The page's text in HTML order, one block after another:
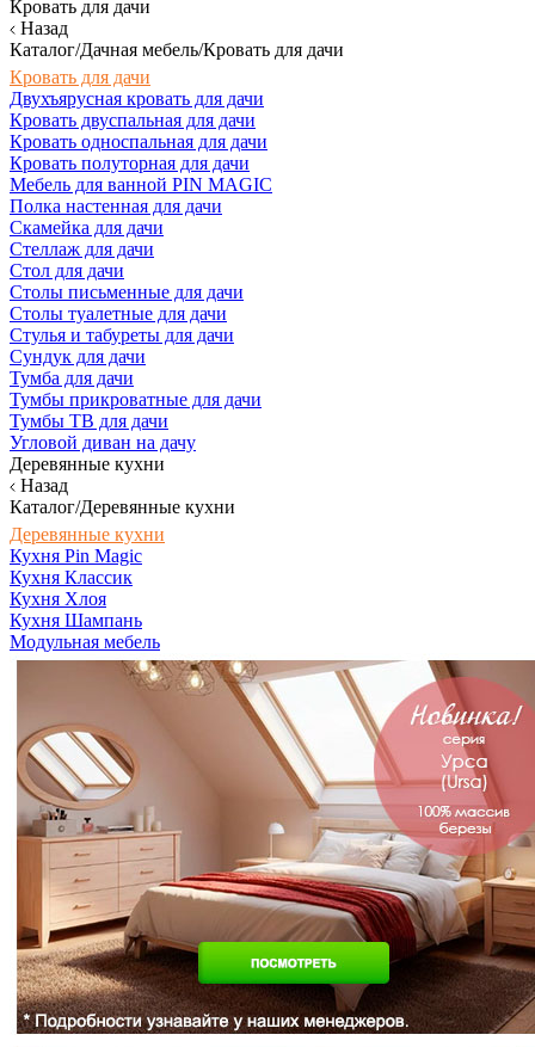
Кровать для дачи
Назад
Каталог/Дачная мебель/Кровать для дачи
Кровать для дачи
Двухъярусная кровать для дачи
Кровать двуспальная для дачи
Кровать односпальная для дачи
Кровать полуторная для дачи
Мебель для ванной PIN MAGIC
Полка настенная для дачи
Скамейка для дачи
Стеллаж для дачи
Стол для дачи
Столы письменные для дачи
Столы туалетные для дачи
Стулья и табуреты для дачи
Сундук для дачи
Тумба для дачи
Тумбы прикроватные для дачи
Тумбы ТВ для дачи
Угловой диван на дачу
Деревянные кухни
Назад
Каталог/Деревянные кухни
Деревянные кухни
Кухня Pin Magic
Кухня Классик
Кухня Хлоя
Кухня Шампань
Модульная мебель